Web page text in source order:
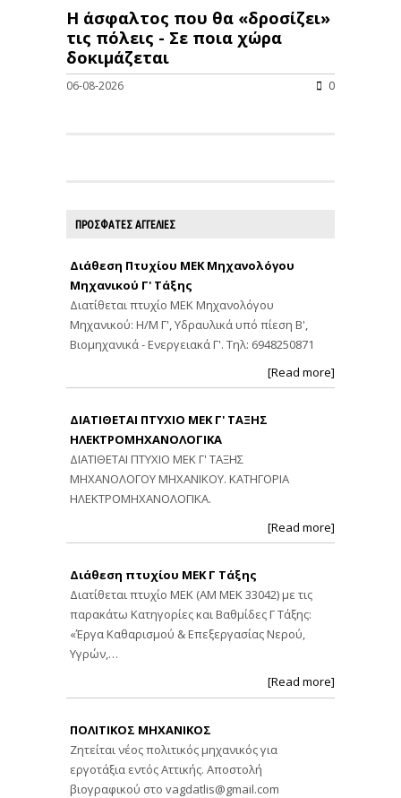
Η άσφαλτος που θα «δροσίζει»
τις πόλεις - Σε ποια χώρα
δοκιμάζεται
06-08-2026 0
ΠΡΟΣΦΑΤΕΣ ΑΓΓΕΛΙΕΣ
Διάθεση Πτυχίου ΜΕΚ Μηχανολόγου
Μηχανικού Γ' Τάξης
Διατίθεται πτυχίο ΜΕΚ Μηχανολόγου
Μηχανικού: Η/Μ Γ', Υδραυλικά υπό πίεση Β',
Βιομηχανικά - Ενεργειακά Γ'. Τηλ: 6948250871
[Read more]
ΔΙΑΤΙΘΕΤΑΙ ΠΤΥΧΙΟ ΜΕΚ Γ' ΤΑΞΗΣ
ΗΛΕΚΤΡΟΜΗΧΑΝΟΛΟΓΙΚΑ
ΔΙΑΤΙΘΕΤΑΙ ΠΤΥΧΙΟ ΜΕΚ Γ' ΤΑΞΗΣ
ΜΗΧΑΝΟΛΟΓΟΥ ΜΗΧΑΝΙΚΟΥ. ΚΑΤΗΓΟΡΙΑ
ΗΛΕΚΤΡΟΜΗΧΑΝΟΛΟΓΙΚΑ.
[Read more]
Διάθεση πτυχίου ΜΕΚ Γ Τάξης
Διατίθεται πτυχίο ΜΕΚ (ΑΜ ΜΕΚ 33042) με τις
παρακάτω Κατηγορίες και Βαθμίδες Γ Τάξης:
«Έργα Καθαρισμού & Επεξεργασίας Νερού,
Υγρών,…
[Read more]
ΠΟΛΙΤΙΚΟΣ ΜΗΧΑΝΙΚΟΣ
Ζητείται νέος πολιτικός μηχανικός για
εργοτάξια εντός Αττικής. Αποστολή
βιογραφικού στο vagdatlis@gmail.com